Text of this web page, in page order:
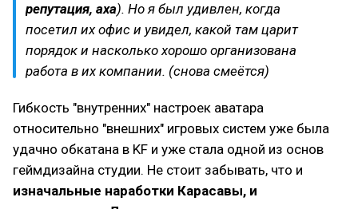
репутация, аха). Но я был удивлен, когда
посетил их офис и увидел, какой там царит
порядок и насколько хорошо организована
работа в их компании. (снова смеётся)
Гибкость "внутренних" настроек аватара
относительно "внешних" игровых систем уже была
удачно обкатана в KF и уже стала одной из основ
геймдизайна студии. Не стоит забывать, что и
изначальные наработки Карасавы, и